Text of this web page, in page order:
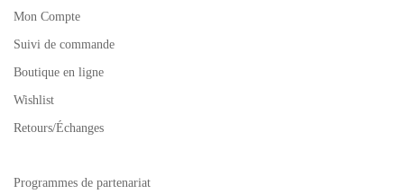
Mon Compte
Suivi de commande
Boutique en ligne
Wishlist
Retours/Échanges
Programmes de partenariat